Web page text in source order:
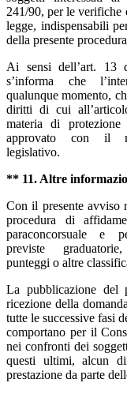
241/90, per le verifiche
legge, indispensabili
della presente
Ai sensi dell’art. 13
s’informa che
qualunque momento,
diritti di cui
materia di
approvato con il
legislativo.
** 11. Altre
Con il presente avviso
procedura di
paraconcorsuale e
previste
punteggi o altre
La pubblicazione del
ricezione della
tutte le successive fasi
comportano per il
nei confronti dei
questi ultimi, alcun
prestazione da parte